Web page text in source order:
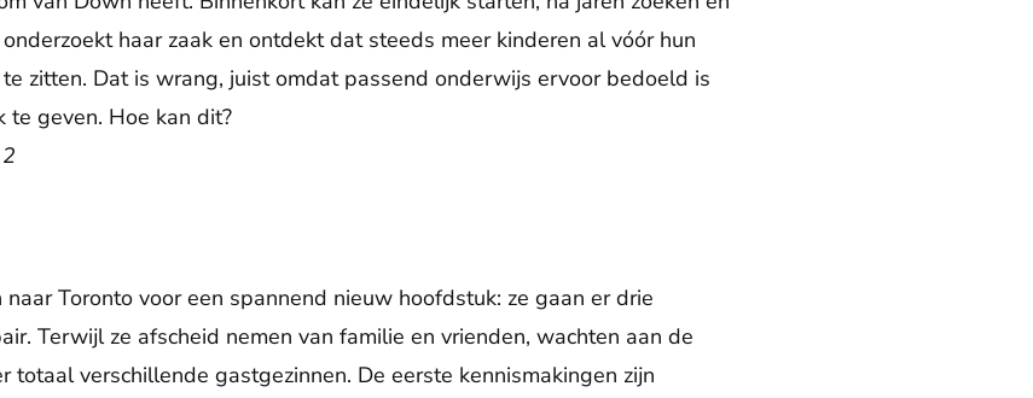
haar zaak en ontdekt dat steeds meer kinderen al vóór hun
zitten. Dat is wrang, juist omdat passend onderwijs ervoor bedoeld is
te geven. Hoe kan dit?
Toronto voor een spannend nieuw hoofdstuk: ze gaan er drie
Terwijl ze afscheid nemen van familie en vrienden, wachten aan de
totaal verschillende gastgezinnen. De eerste kennismakingen zijn